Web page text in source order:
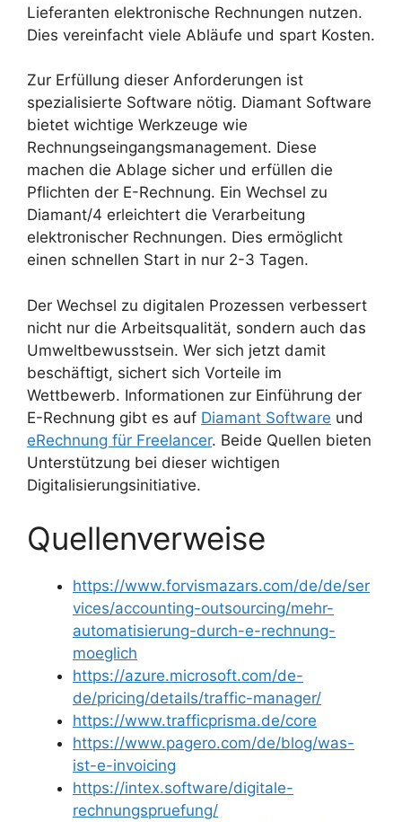
Lieferanten elektronische Rechnungen nutzen.
Dies vereinfacht viele Abläufe und spart Kosten.
Zur Erfüllung dieser Anforderungen ist
spezialisierte Software nötig. Diamant Software
bietet wichtige Werkzeuge wie
Rechnungseingangsmanagement. Diese
machen die Ablage sicher und erfüllen die
Pflichten der E-Rechnung. Ein Wechsel zu
Diamant/4 erleichtert die Verarbeitung
elektronischer Rechnungen. Dies ermöglicht
einen schnellen Start in nur 2-3 Tagen.
Der Wechsel zu digitalen Prozessen verbessert
nicht nur die Arbeitsqualität, sondern auch das
Umweltbewusstsein. Wer sich jetzt damit
beschäftigt, sichert sich Vorteile im
Wettbewerb. Informationen zur Einführung der
E-Rechnung gibt es auf Diamant Software und
eRechnung für Freelancer. Beide Quellen bieten
Unterstützung bei dieser wichtigen
Digitalisierungsinitiative.
Quellenverweise
https://www.forvismazars.com/de/de/ser
vices/accounting-outsourcing/mehr-
automatisierung-durch-e-rechnung-
moeglich
https://azure.microsoft.com/de-
de/pricing/details/traffic-manager/
https://www.trafficprisma.de/core
https://www.pagero.com/de/blog/was-
ist-e-invoicing
https://intex.software/digitale-
rechnungspruefung/